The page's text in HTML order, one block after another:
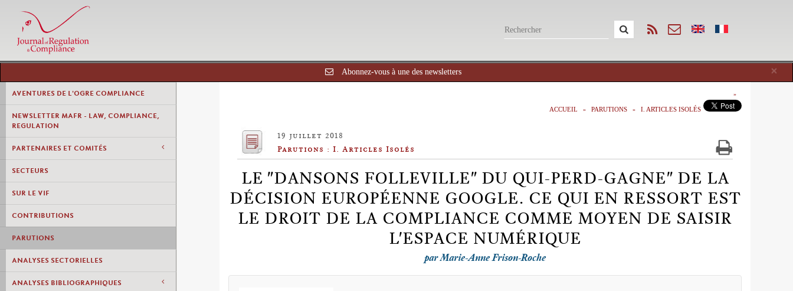
×
Abonnez-vous à une des newsletters
AVENTURES DE L'OGRE COMPLIANCE
NEWSLETTER MAFR - LAW, COMPLIANCE,
REGULATION
PARTENAIRES ET COMITÉS
SECTEURS
SUR LE VIF
CONTRIBUTIONS
PARUTIONS
ANALYSES SECTORIELLES
ANALYSES BIBLIOGRAPHIQUES
ACCUEIL PARUTIONS I. ARTICLES ISOLÉS
19 juillet 2018
Parutions : I. Articles Isolés
LE "DANSONS FOLLEVILLE" DU QUI-PERD-GAGNE" DE LA
DÉCISION EUROPÉENNE GOOGLE. CE QUI EN RESSORT EST
LE DROIT DE LA COMPLIANCE COMME MOYEN DE SAISIR
L'ESPACE NUMÉRIQUE
par Marie-Anne Frison-Roche